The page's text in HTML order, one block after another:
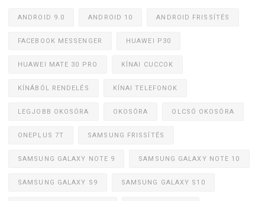
ANDROID 9.0 ANDROID 10 ANDROID FRISSÍTÉS
FACEBOOK MESSENGER HUAWEI P30
HUAWEI MATE 30 PRO KÍNAI CUCCOK
KÍNÁBÓL RENDELÉS KÍNAI TELEFONOK
LEGJOBB OKOSÓRA OKOSÓRA OLCSÓ OKOSÓRA
ONEPLUS 7T SAMSUNG FRISSÍTÉS
SAMSUNG GALAXY NOTE 9 SAMSUNG GALAXY NOTE 10
SAMSUNG GALAXY S9 SAMSUNG GALAXY S10